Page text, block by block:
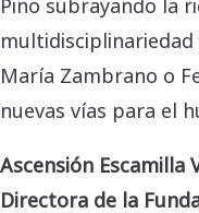
María Zambrano o
nuevas vías para el
Ascensión Escamilla
Directora de la